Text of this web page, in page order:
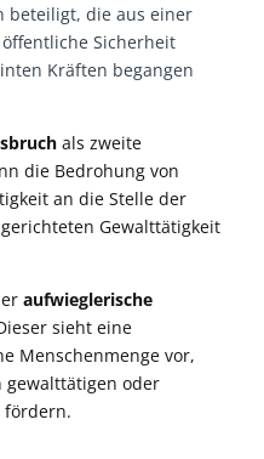
beteiligt, die aus einer
Sicherheit
Kräften begangen
als zweite
die Bedrohung von
an die Stelle der
Gewalttätigkeit
aufwieglerische
sieht eine
Menschenmenge vor,
gewalttätigen oder
fördern.